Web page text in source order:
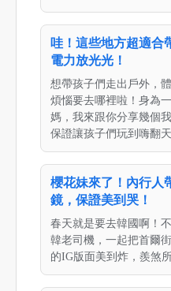
哇！這些地方超適合
電力放光光！
想帶孩子們走出戶外，
煩惱要去哪裡啦！身為
媽，我來跟你分享幾個
保證讓孩子們玩到嗨翻
櫻花妹來了！內行人
鏡，保證美到哭！
春天就是要去韓國啊！
韓老司機，一起把首爾
的IG版面美到炸，羨煞